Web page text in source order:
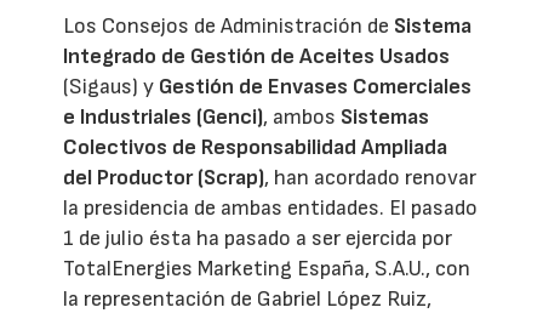
Los Consejos de Administración de Sistema
Integrado de Gestión de Aceites Usados
(Sigaus) y Gestión de Envases Comerciales
e Industriales (Genci), ambos Sistemas
Colectivos de Responsabilidad Ampliada
del Productor (Scrap), han acordado renovar
la presidencia de ambas entidades. El pasado
1 de julio ésta ha pasado a ser ejercida por
TotalEnergies Marketing España, S.A.U., con
la representación de Gabriel López Ruiz,